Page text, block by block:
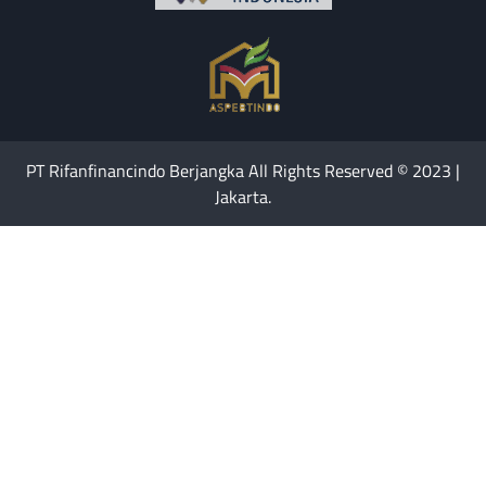
PT Rifanfinancindo Berjangka All Rights Reserved © 2023 |
Jakarta.